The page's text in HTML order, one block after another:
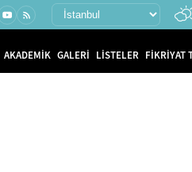
AKADEMİK GALERİ LİSTELER FİKRİYAT